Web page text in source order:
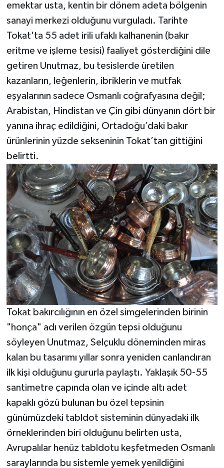
emektar usta, kentin bir dönem adeta bölgenin
sanayi merkezi olduğunu vurguladı. Tarihte
Tokat'ta 55 adet irili ufaklı kalhanenin (bakır
eritme ve işleme tesisi) faaliyet gösterdiğini dile
getiren Unutmaz, bu tesislerde üretilen
kazanların, leğenlerin, ibriklerin ve mutfak
eşyalarının sadece Osmanlı coğrafyasına değil;
Arabistan, Hindistan ve Çin gibi dünyanın dört bir
yanına ihraç edildiğini, Ortadoğu’daki bakır
ürünlerinin yüzde sekseninin Tokat’tan gittiğini
belirtti.
Tokat bakırcılığının en özel simgelerinden birinin
"honça" adı verilen özgün tepsi olduğunu
söyleyen Unutmaz, Selçuklu döneminden miras
kalan bu tasarımı yıllar sonra yeniden canlandıran
ilk kişi olduğunu gururla paylaştı. Yaklaşık 50-55
santimetre çapında olan ve içinde altı adet
kapaklı gözü bulunan bu özel tepsinin
günümüzdeki tabldot sisteminin dünyadaki ilk
örneklerinden biri olduğunu belirten usta,
Avrupalılar henüz tabldotu keşfetmeden Osmanlı
saraylarında bu sistemle yemek yenildiğini